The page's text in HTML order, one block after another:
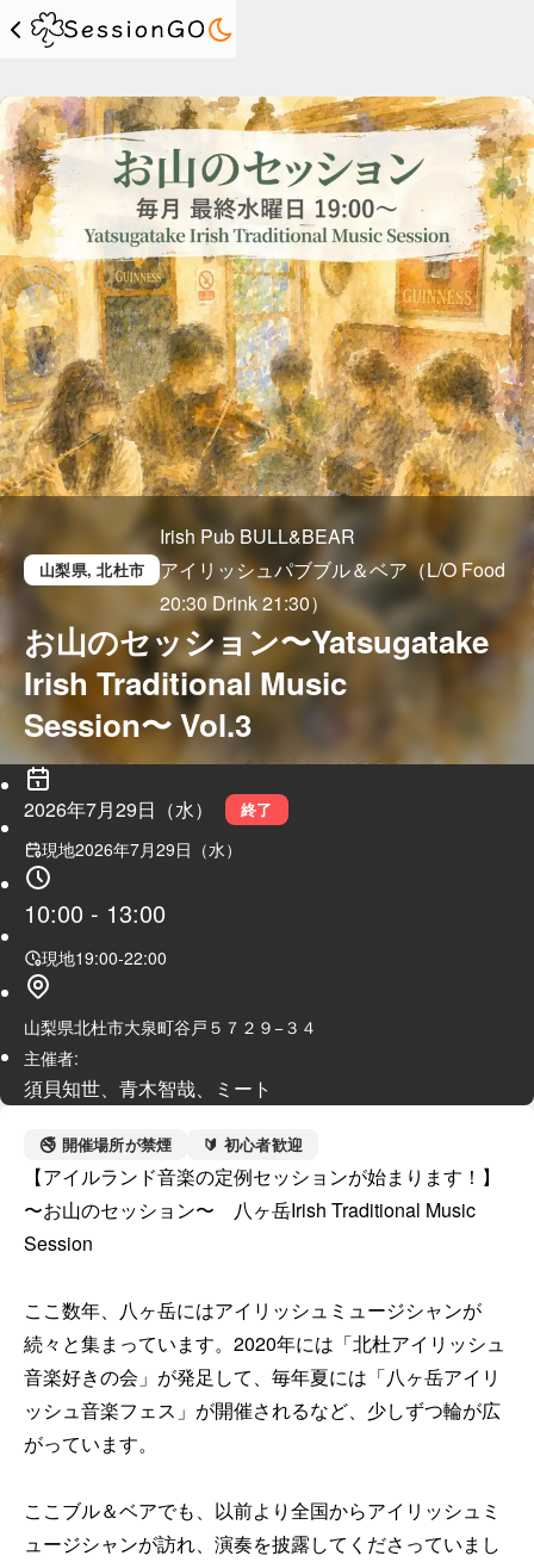
山梨県, 北杜市
Irish Pub BULL&BEAR
アイリッシュパブブル＆ベア（L/O Food
20:30 Drink 21:30）
お山のセッション〜Yatsugatake
Irish Traditional Music
Session〜 Vol.3
2026年7月29日（水） 終了
現地2026年7月29日（水）
10:00 - 13:00
現地19:00-22:00
山梨県北杜市大泉町谷戸５７２９−３４
主催者:
須貝知世、青木智哉、ミート
🚭 開催場所が禁煙 🔰 初心者歓迎
【アイルランド音楽の定例セッションが始まります！】
〜お山のセッション〜　八ヶ岳Irish Traditional Music
Session
ここ数年、八ヶ岳にはアイリッシュミュージシャンが
続々と集まっています。2020年には「北杜アイリッシュ
音楽好きの会」が発足して、毎年夏には「八ヶ岳アイリ
ッシュ音楽フェス」が開催されるなど、少しずつ輪が広
がっています。
ここブル＆ベアでも、以前より全国からアイリッシュミ
ュージシャンが訪れ、演奏を披露してくださっていまし